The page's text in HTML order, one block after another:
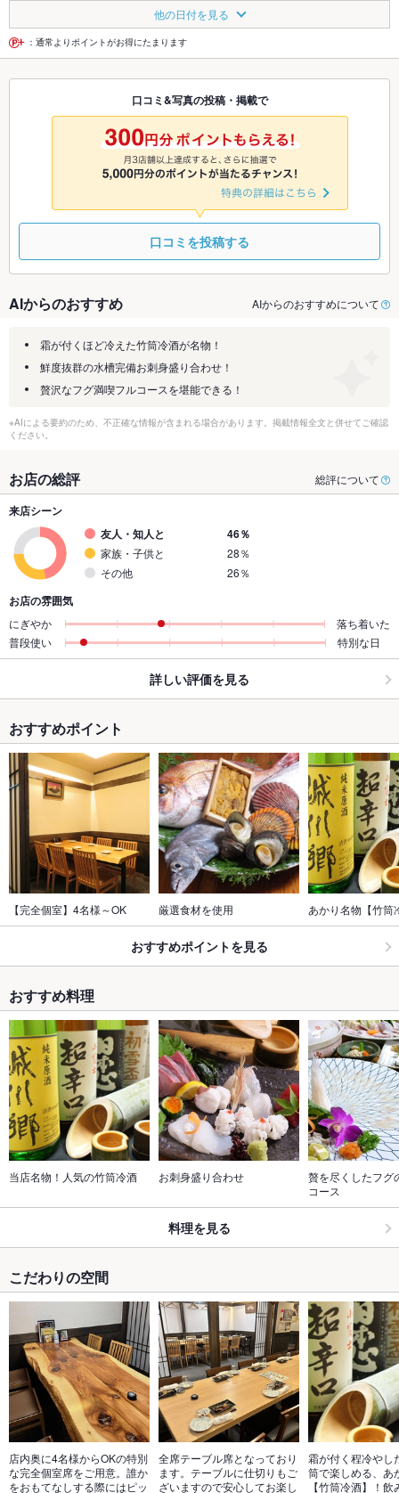
□ □
8/23
◎
8/24
休
8/25
◎ ◎ ◎
8/28 8/29 8/30
◎
8/31
休
9/1
◎
9/2 9/3
9/6
◎
9/7
休
9/8
◎
他の日付を見る
：通常よりポイントがお得にたまります
口コミ&写真の投稿・掲載で
口コミを投稿する
AIからのおすすめ AIからのおすすめについて
霜が付くほど冷えた竹筒冷酒が名物！
鮮度抜群の水槽完備お刺身盛り合わせ！
贅沢なフグ満喫フルコースを堪能できる！
※AIによる要約のため、不正確な情報が含まれる場合があります。掲載情報全文と併せてご確認
ください。
お店の総評 総評について
来店シーン
友人・知人と
46％
家族・子供と
28％
その他
26％
お店の雰囲気
にぎやか
落ち着いた
普段使い
特別な日
詳しい評価を見る
おすすめポイント
【完全個室】4名様～OK 厳選食材を使用 あかり名物【竹筒
おすすめポイントを見る
おすすめ料理
当店名物！人気の竹筒冷酒 お刺身盛り合わせ
贅を尽くしたフグ
コース
料理を見る
こだわりの空間
店内奥に4名様からOKの特別
な完全個室席をご用意。誰か
をおもてなしする際にはピッ
全席テーブル席となっており
ます。テーブルに仕切りもご
ざいますので安心してお楽し
霜が付く程冷やし
筒で楽しめる、あ
【竹筒冷酒】！